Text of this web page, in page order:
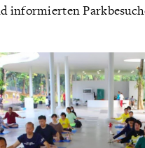
informierten